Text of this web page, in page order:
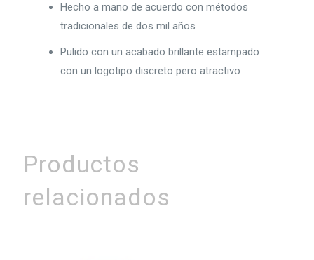
Hecho a mano de acuerdo con métodos
tradicionales de dos mil años
Pulido con un acabado brillante estampado
con un logotipo discreto pero atractivo
Productos
relacionados